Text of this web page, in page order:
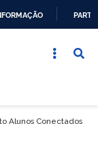
Alunos Conectados